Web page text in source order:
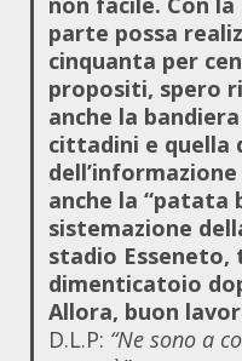
parte possa
cinquanta per
propositi, spero
anche la
cittadini e quella
anche la “patata
sistemazione
stadio
dimenticatoio
Allora, buon
D.L.P: “Ne sono a